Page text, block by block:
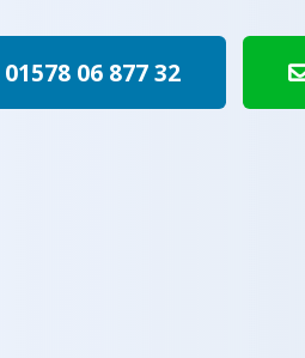
01578 06 877 32